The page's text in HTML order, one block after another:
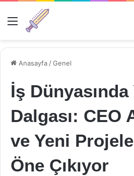
Menü
Anasayfa /Genel
İş Dünyasında
Dalgası: CEO
ve Yeni
Öne Çıkıyor